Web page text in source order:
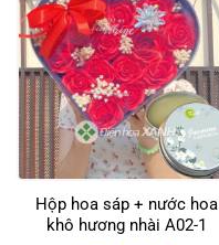
Hộp hoa sáp + nước hoa
khô hương nhài A02-1